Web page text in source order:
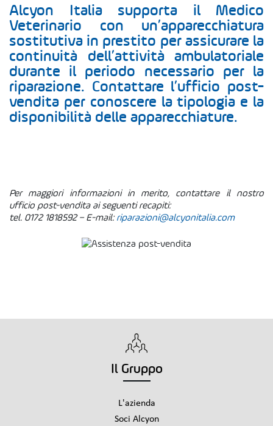
Alcyon Italia supporta il Medico
Veterinario con un’apparecchiatura
sostitutiva in prestito per assicurare la
continuità dell’attività ambulatoriale
durante il periodo necessario per la
riparazione. Contattare l’ufficio post-
vendita per conoscere la tipologia e la
disponibilità delle apparecchiature.
Per maggiori informazioni in merito, contattare il nostro
ufficio post-vendita ai seguenti recapiti:
tel. 0172 1818592 – E-mail:riparazioni@alcyonitalia.com
Il Gruppo
L'azienda
Soci Alcyon